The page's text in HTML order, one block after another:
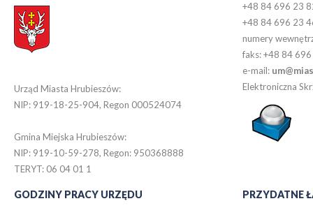
Urząd Miasta Hrubieszów:
NIP: 919-18-25-904, Regon 000524074
Gmina Miejska Hrubieszów:
NIP: 919-10-59-278, Regon: 950368888
TERYT: 06 04 01 1
+48 84 696 23
+48 84 696 23
numery
faks: +48 84
e-mail:
Elektroniczna
GODZINY PRACY URZĘDU PRZYDATNE